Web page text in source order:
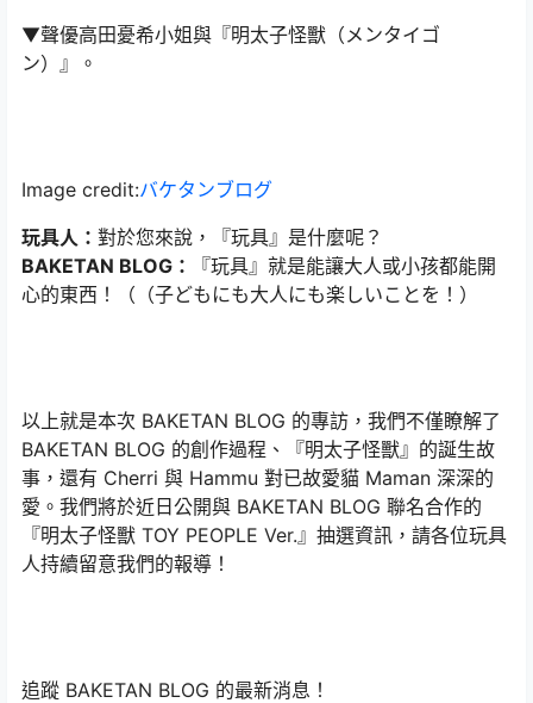
▼聲優高田憂希小姐與『明太子怪獸（メンタイゴ
ン）』。
Image credit:バケタンブログ
玩具人： 對於您來說，『玩具』是什麼呢？
BAKETAN BLOG：
『玩具』就是能讓大人或小孩都能開
心的東西！（（子どもにも大人にも楽しいことを！）
以上就是本次 BAKETAN BLOG 的專訪，我們不僅瞭解了
BAKETAN BLOG 的創作過程、『明太子怪獸』的誕生故
事，還有 Cherri 與 Hammu 對已故愛貓 Maman 深深的
愛。我們將於近日公開與 BAKETAN BLOG 聯名合作的
『明太子怪獸 TOY PEOPLE Ver.』抽選資訊，請各位玩具
人持續留意我們的報導！
追蹤 BAKETAN BLOG 的最新消息！